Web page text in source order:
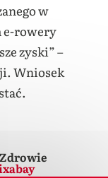
w
e-rowery
zyski” –
Wniosek